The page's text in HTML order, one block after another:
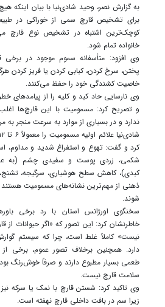
به گزارش نصر، وحید شادی‌نیا با بیان اینکه
برای تشخیص قارچ سمی از خوراکی در
کوچک‌ترین اشتباه در تشخیص نوع قارچ
خانواده تمام شود.
وی افزود: متأسفانه سموم موجود در برخی
پختن، سرخ کردن، کبابی کردن یا فریز کردن
خاصیت کشندگی خود را حفظ می‌کنند.
وی نارسایی حاد کبد و کلیه را از پیامدهای
و تصریح کرد: مسمومیت با این قارچ‌ها
ندارد و در بسیاری از موارد به سرعت منجر
کرد و گفت: تهوع و استفراغ شدید و مداوم،
شکمی، زردی پوست و سفیدی چشم (به
کبدی)، کاهش سطح هوشیاری، سرگیجه، تشنج،
ذهنی از مهم‌ترین نشانه‌های مسمومیت هستند
شوند.
سخنگوی اورژانس استان با رد برخی
خاطرنشان کرد: این تصور که «اگر حیوانات از
نیست» کاملاً غلط است، چرا که سیستم
دارد. همچنین برخلاف تصور عموم، برخی از
طعمی بسیار مطبوع دارند و صرفاً خوش‌رنگ
سلامت قارچ نیست.
وی تاکید کرد: شستن قارچ با نمک یا سرکه نیز
زیرا سم در بافت داخلی قارچ نهفته است.